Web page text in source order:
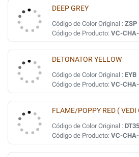
DEEP GREY
Código de Color Original : ZSP
Código de Producto: VC-
DETONATOR YELLOW
Código de Color Original : EYB
Código de Producto: VC-
FLAME/POPPY RED (
Código de Color Original :
Código de Producto: VC-CHA-